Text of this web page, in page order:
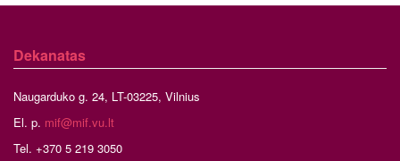
Dekanatas
Naugarduko g. 24, LT-03225, Vilnius
El. p. mif@mif.vu.lt
Tel. +370 5 219 3050